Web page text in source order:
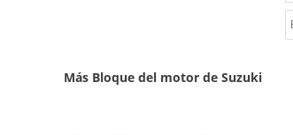
Más Bloque del motor de Suzuki